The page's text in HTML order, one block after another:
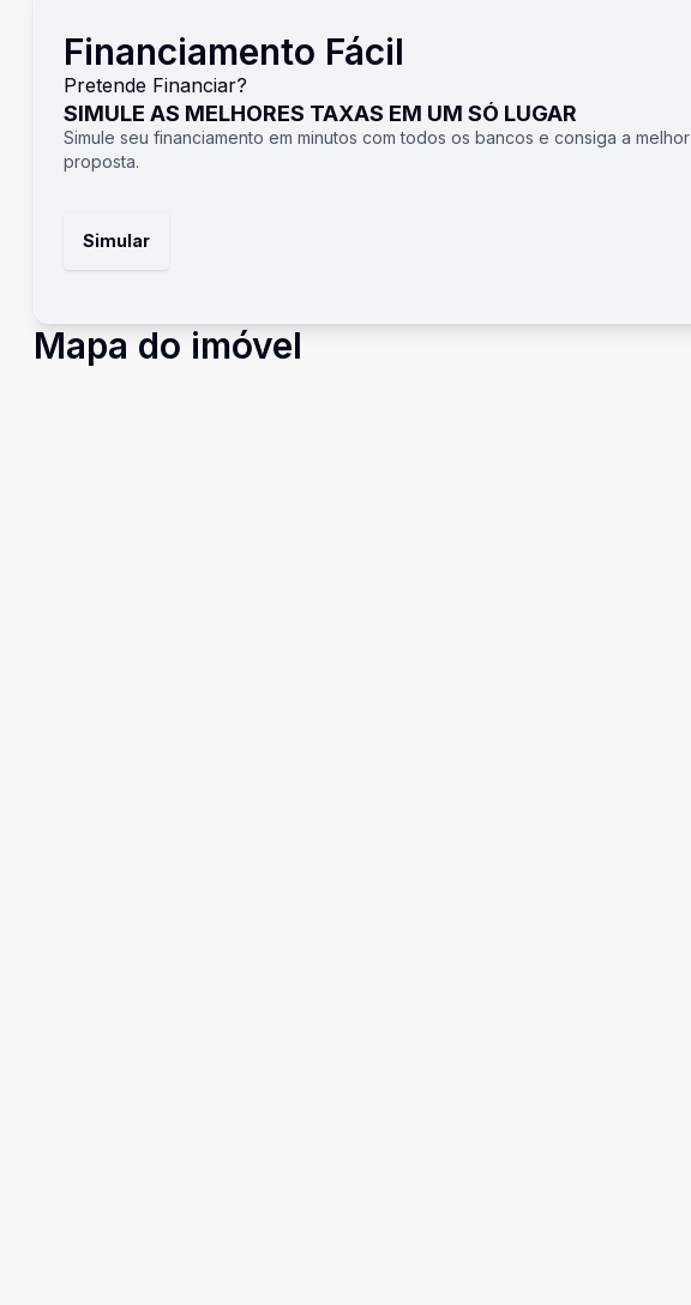
Financiamento Fácil
Pretende Financiar?
SIMULE AS MELHORES TAXAS EM UM SÓ LUGAR
Simule seu financiamento em minutos com todos os bancos e consiga a melhor
proposta.
Simular
Mapa do imóvel